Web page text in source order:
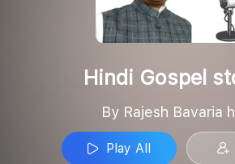
Hindi Gospel
By Rajesh Bavaria
Play All